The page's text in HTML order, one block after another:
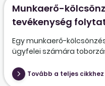
Munkaerő-
tevékenység
Egy munkaerő-
ügyfelei számára
Tovább a teljes cikkhez